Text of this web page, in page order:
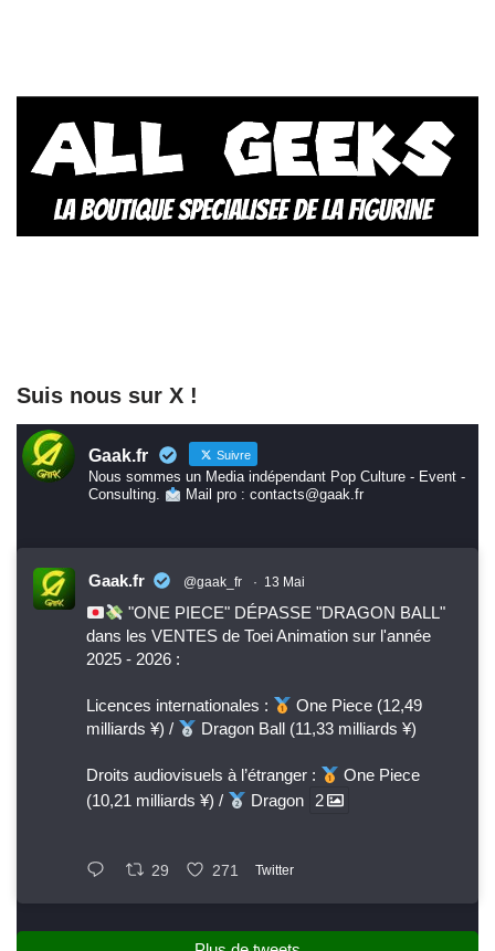
Suis nous sur X !
Gaak.fr Suivre
Nous sommes un Media indépendant Pop Culture - Event -
Consulting.
Mail pro : contacts@gaak.fr
Gaak.fr @gaak_fr · 13 Mai
"ONE PIECE" DÉPASSE "DRAGON BALL"
dans les VENTES de Toei Animation sur l'année
2025 - 2026 :
Licences internationales :
One Piece (12,49
milliards ¥) /
Dragon Ball (11,33 milliards ¥)
Droits audiovisuels à l’étranger :
One Piece
(10,21 milliards ¥) /
Dragon 2
29 271 Twitter